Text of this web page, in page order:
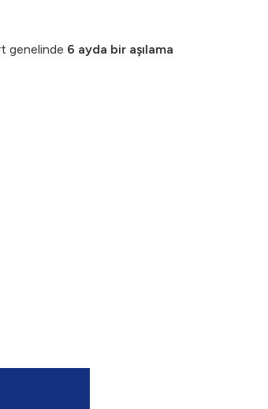
genelinde 6 ayda bir aşılama